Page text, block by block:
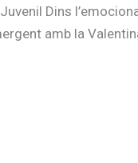
Dins
amb la